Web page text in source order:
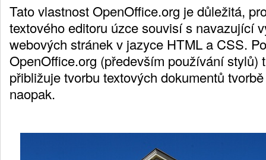
Tato vlastnost OpenOffice.org je důležitá,
textového editoru úzce souvisí s navazující
webových stránek v jazyce HTML a CSS.
OpenOffice.org (především používání stylů)
přibližuje tvorbu textových dokumentů
naopak.